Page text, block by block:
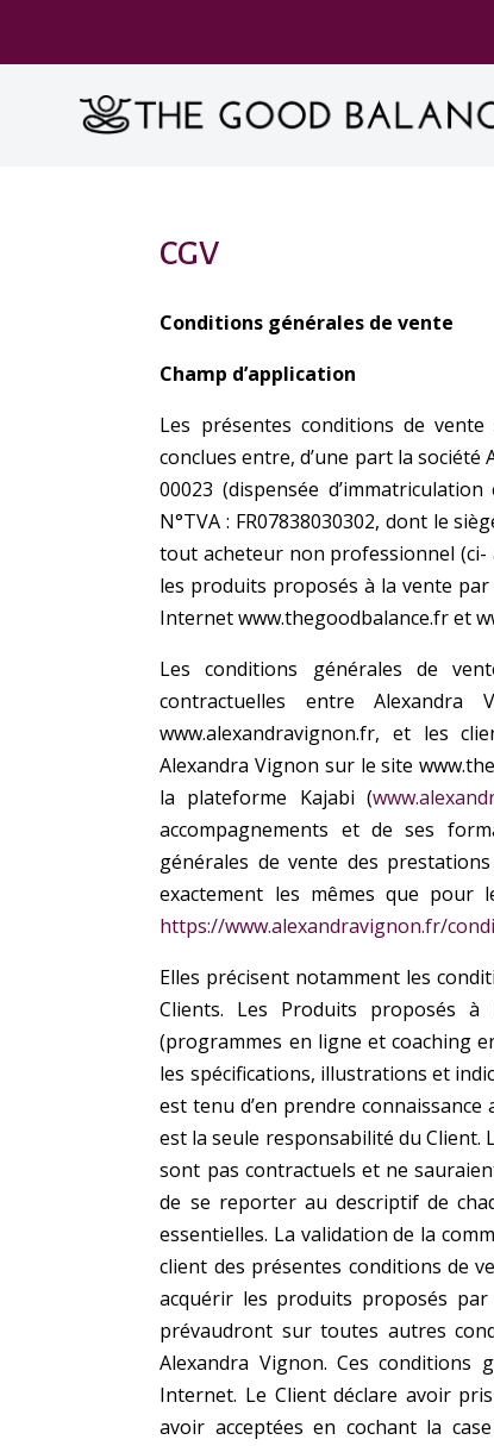
CGV
Conditions générales de vente
Champ d’application
Les présentes conditions de
conclues entre, d’une part la
00023 (dispensée
N°TVA : FR07838030302, dont le
tout acheteur non professionnel (ci-
les produits proposés à la vente par
Internet www.thegoodbalance.fr et
Les conditions générales de
contractuelles entre Alexandra
www.alexandravignon.fr, et les
Alexandra Vignon sur le site
la plateforme Kajabi (
accompagnements et de ses
générales de vente des
exactement les mêmes que
https://www.alexandravignon.fr/
Elles précisent notamment les
Clients. Les Produits proposés
(programmes en ligne et coaching
les spécifications, illustrations et
est tenu d’en prendre
est la seule responsabilité du Client.
sont pas contractuels et ne
de se reporter au descriptif de
essentielles. La validation de la
client des présentes conditions de
acquérir les produits proposés
prévaudront sur toutes autres
Alexandra Vignon. Ces
Internet. Le Client déclare avoir
avoir acceptées en cochant la